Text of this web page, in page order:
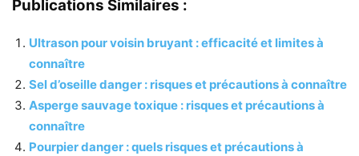
Publications Similaires :
Ultrason pour voisin bruyant : efficacité et limites à
connaître
Sel d’oseille danger : risques et précautions à connaître
Asperge sauvage toxique : risques et précautions à
connaître
Pourpier danger : quels risques et précautions à